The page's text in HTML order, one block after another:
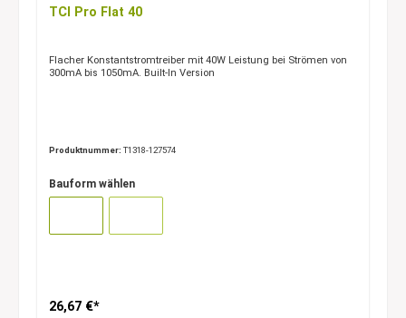
TCI Pro Flat 40
Flacher Konstantstromtreiber mit 40W Leistung bei Strömen von
300mA bis 1050mA. Built-In Version
Produktnummer: T1318-127574
Bauform wählen
26,67 €*